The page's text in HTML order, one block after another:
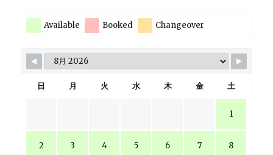
Available Booked Changeover
日 月 火 水 木 金 土
1
2 3 4 5 6 7 8